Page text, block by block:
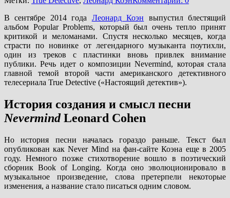
В сентябре 2014 года Леонард Коэн выпустил блестящий
альбом Popular Problems, который был очень тепло принят
критикой и меломанами. Спустя несколько месяцев, когда
страсти по новинке от легендарного музыканта поутихли,
один из треков с пластинки вновь привлек внимание
публики. Речь идет о композиции Nevermind, которая стала
главной темой второй части американского детективного
телесериала True Detective («Настоящий детектив»).
История создания и смысл песни
NevermindLeonard Cohen
Но история песни началась гораздо раньше. Текст был
опубликован как Never Mind на фан-сайте Коэна еще в 2005
году. Немного позже стихотворение вошло в поэтический
сборник Book of Longing. Когда оно эволюционировало в
музыкальное произведение, слова претерпели некоторые
изменения, а название стало писаться одним словом.